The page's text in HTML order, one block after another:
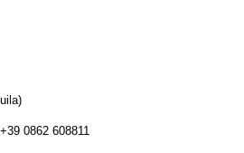
0862 608811